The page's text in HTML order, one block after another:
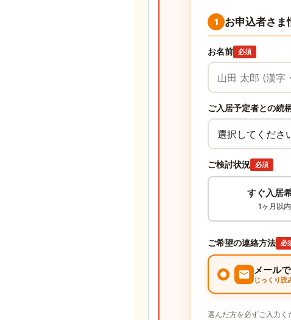
1 お申込者さま
お名前 必須
ご入居予定者との続
ご検討状況 必須
すぐ入居
1ヶ月以内
ご希望の連絡方法 必
メール
じっくり読
選んだ方を必ずご入力く